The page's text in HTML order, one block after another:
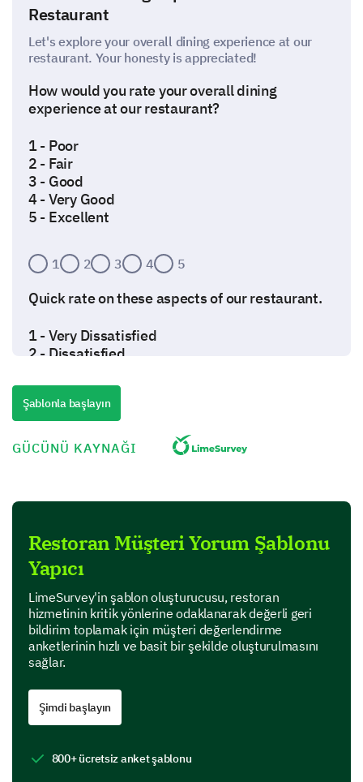
Restaurant
Let's explore your overall dining experience at our
restaurant. Your honesty is appreciated!
How would you rate your overall dining
experience at our restaurant?
1 - Poor
2 - Fair
3 - Good
4 - Very Good
5 - Excellent
1 2 3 4 5
Quick rate on these aspects of our restaurant.
1 - Very Dissatisfied
2 - Dissatisfied
4 - Satisfied
5 - Very Satisfied
2 3
Cleanliness
Atmosphere
Dive Deeper Into Your Experience
We'd appreciate your detail-oriented feedback on
specific aspects of your visit.
What did you enjoy most about your visit?
Şablonla başlayın
GÜCÜNÜ KAYNAĞI
Restoran Müşteri Yorum Şablonu
Yapıcı
LimeSurvey'in şablon oluşturucusu, restoran
hizmetinin kritik yönlerine odaklanarak değerli geri
bildirim toplamak için müşteri değerlendirme
anketlerinin hızlı ve basit bir şekilde oluşturulmasını
sağlar.
Şimdi başlayın
800+ ücretsiz anket şablonu